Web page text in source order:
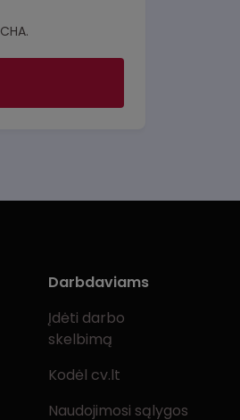
Darbdaviams
Įdėti darbo
skelbimą
Kodėl cv.lt
Naudojimosi sąlygos